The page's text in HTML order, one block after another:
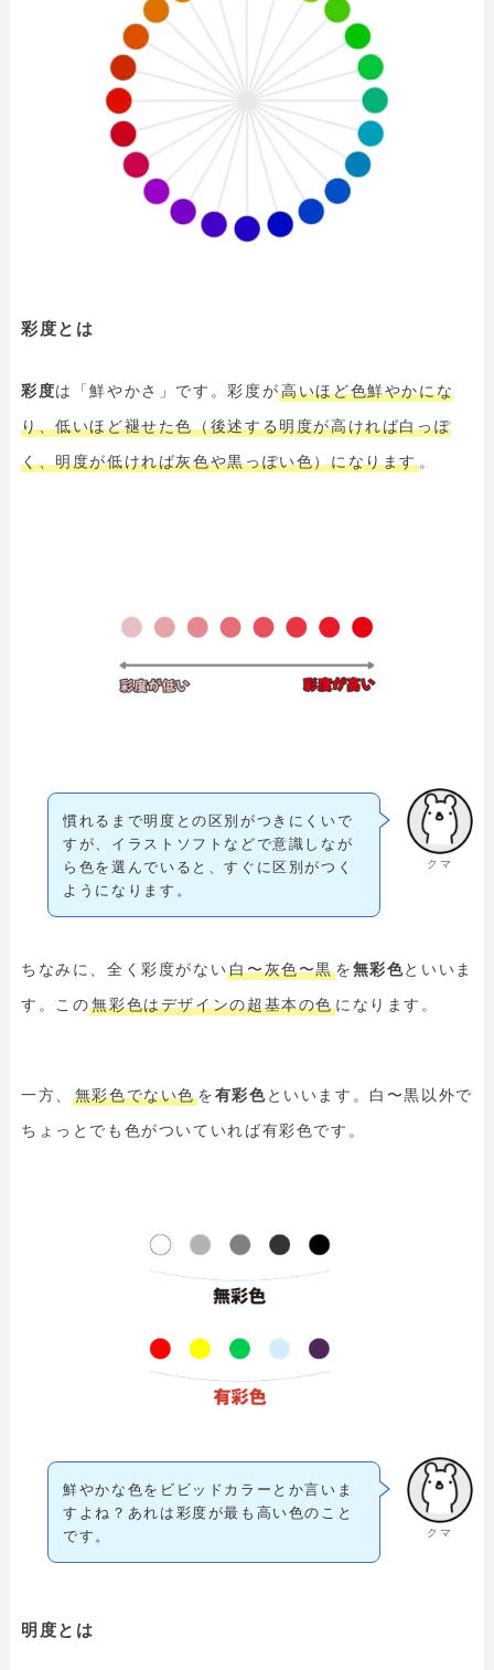
彩度とは
彩度は「鮮やかさ」です。彩度が高いほど色鮮やかにな
り、低いほど褪せた色（後述する明度が高ければ白っぽ
く、明度が低ければ灰色や黒っぽい色）になります 。
クマ
慣れるまで明度との区別がつきにくいで
すが、イラストソフトなどで意識しなが
ら色を選んでいると、すぐに区別がつく
ようになります。
ちなみに、全く彩度がない白〜灰色〜黒 を 無彩色といいま
す。この無彩色はデザインの超基本の色 になります。
一方、 無彩色でない色を 有彩色 といいます。白〜黒以外で
ちょっとでも色がついていれば有彩色です。
クマ
鮮やかな色をビビッドカラーとか言いま
すよね？あれは彩度が最も高い色のこと
です。
明度とは